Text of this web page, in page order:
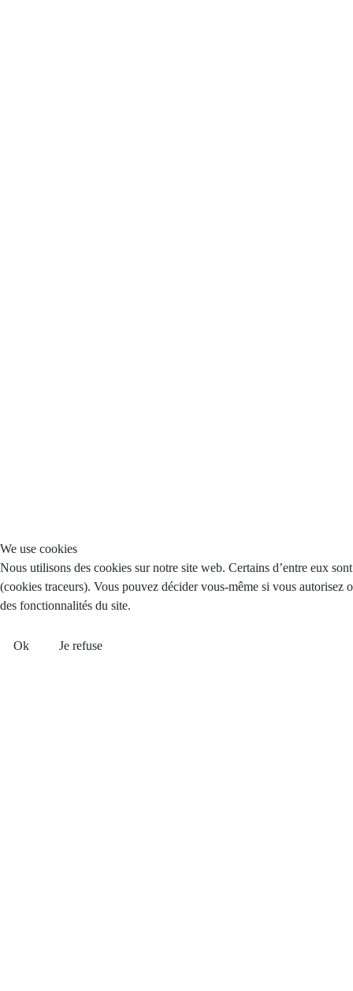
We use cookies
Nous utilisons des cookies sur notre site web. Certains d’entre eux
(cookies traceurs). Vous pouvez décider vous-même si vous
des fonctionnalités du site.
Ok Je refuse